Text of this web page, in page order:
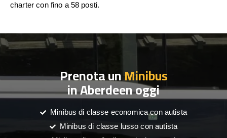
charter con fino a 58 posti.
Prenota unMinibus
in Aberdeen oggi
Minibus di classe economica con autista
Minibus di classe lusso con autista